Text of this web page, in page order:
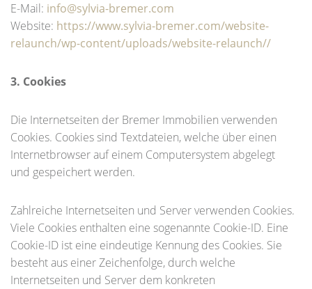
E-Mail: info@sylvia-bremer.com
Website: https://www.sylvia-bremer.com/website-
relaunch/wp-content/uploads/website-relaunch//
3. Cookies
Die Internetseiten der Bremer Immobilien verwenden
Cookies. Cookies sind Textdateien, welche über einen
Internetbrowser auf einem Computersystem abgelegt
und gespeichert werden.
Zahlreiche Internetseiten und Server verwenden Cookies.
Viele Cookies enthalten eine sogenannte Cookie-ID. Eine
Cookie-ID ist eine eindeutige Kennung des Cookies. Sie
besteht aus einer Zeichenfolge, durch welche
Internetseiten und Server dem konkreten